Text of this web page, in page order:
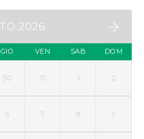
2026
GIO VEN SAB DOM
30 31 1 2
6 7 8 9